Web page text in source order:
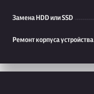
Замена HDD или SSD
Ремонт корпуса устройства